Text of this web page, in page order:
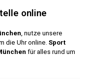
online
, nutze unsere
die Uhr online. Sport
für alles rund um